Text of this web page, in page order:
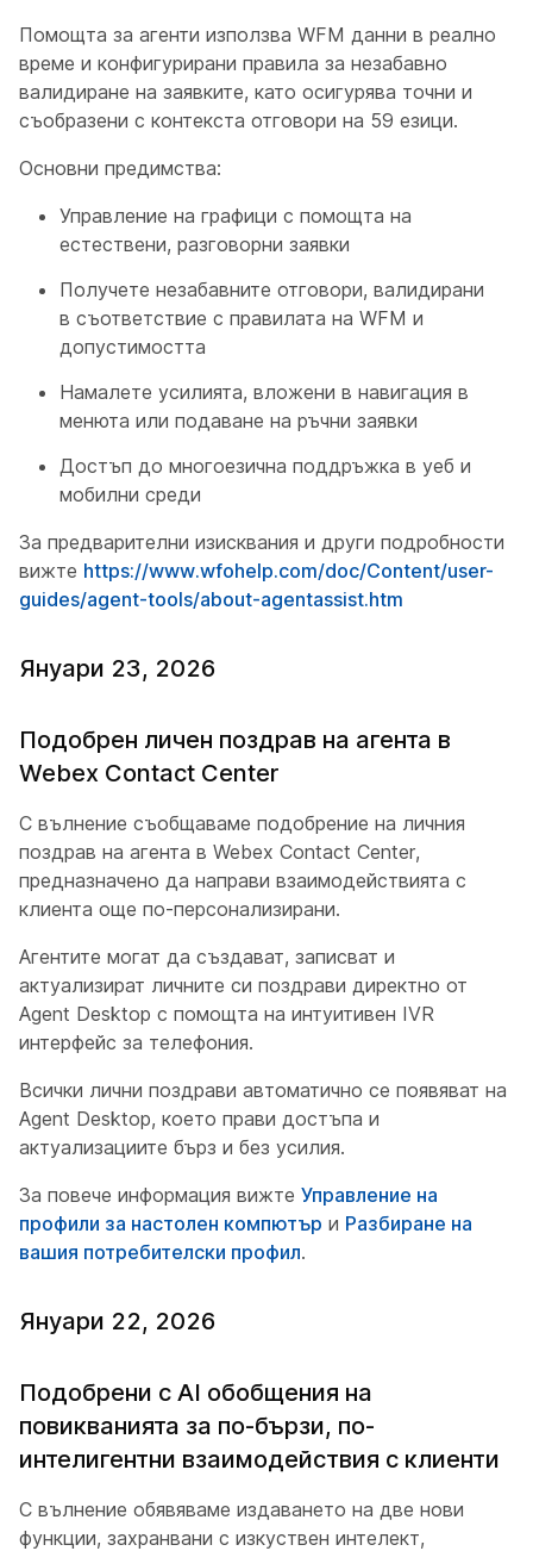
Помощта за агенти използва WFM данни в реално
време и конфигурирани правила за незабавно
валидиране на заявките, като осигурява точни и
съобразени с контекста отговори на 59 езици.
Основни предимства:
Управление на графици с помощта на
естествени, разговорни заявки
Получете незабавните отговори, валидирани
в съответствие с правилата на WFM и
допустимостта
Намалете усилията, вложени в навигация в
менюта или подаване на ръчни заявки
Достъп до многоезична поддръжка в уеб и
мобилни среди
За предварителни изисквания и други подробности
вижте https://www.wfohelp.com/doc/Content/user-
guides/agent-tools/about-agentassist.htm
Януари 23, 2026
Подобрен личен поздрав на агента в
Webex Contact Center
С вълнение съобщаваме подобрение на личния
поздрав на агента в Webex Contact Center,
предназначено да направи взаимодействията с
клиента още по-персонализирани.
Агентите могат да създават, записват и
актуализират личните си поздрави директно от
Agent Desktop с помощта на интуитивен IVR
интерфейс за телефония.
Всички лични поздрави автоматично се появяват на
Agent Desktop, което прави достъпа и
актуализациите бърз и без усилия.
За повече информация вижте Управление на
профили за настолен компютър и Разбиране на
вашия потребителски профил.
Януари 22, 2026
Подобрени с AI обобщения на
повикванията за по-бързи, по-
интелигентни взаимодействия с клиенти
С вълнение обявяваме издаването на две нови
функции, захранвани с изкуствен интелект,